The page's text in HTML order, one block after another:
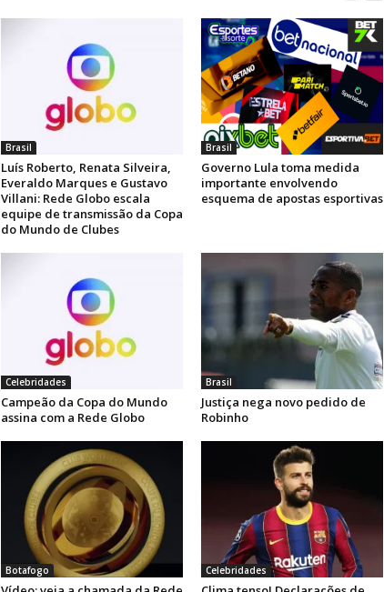
Brasil
Luís Roberto, Renata Silveira,
Everaldo Marques e Gustavo
Villani: Rede Globo escala
equipe de transmissão da Copa
do Mundo de Clubes
Brasil
Governo Lula toma medida
importante envolvendo
esquema de apostas esportivas
Celebridades
Campeão da Copa do Mundo
assina com a Rede Globo
Brasil
Justiça nega novo pedido de
Robinho
Botafogo Celebridades